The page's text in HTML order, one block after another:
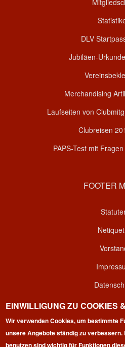
DLV
Jubiläen-
Merchandising
Laufseiten von
Clubreisen
PAPS-Test mit
FOOTER
Kontakt
Login
EINWILLIGUNG ZU COOKIES
Wir verwenden Cookies, um bestimmte
unsere Angebote ständig zu
benutzen sind wichtig für Funktionen